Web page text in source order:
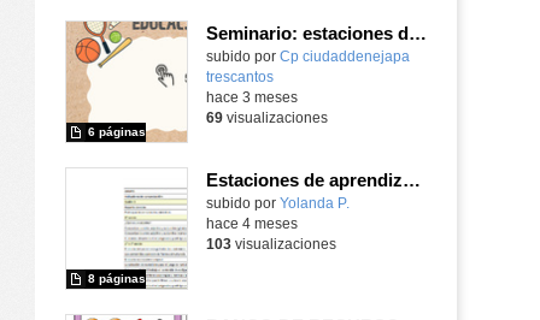
Seminario: estaciones de aprendizaje
Contenido educativo.
subido por Cp ciudaddenejapa
trescantos
6 páginas
-
hace 3 meses
69visualizaciones
Estaciones de aprendizaje castellano
Contenido educativo.
subido por Yolanda P.
8 páginas
hace 4 meses
103visualizaciones